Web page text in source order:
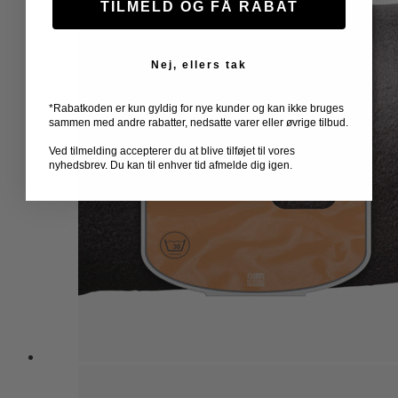
TILMELD OG FÅ RABAT
Nej, ellers tak
*Rabatkoden er kun gyldig for nye kunder og kan ikke bruges
sammen med andre rabatter, nedsatte varer eller øvrige tilbud.
Ved tilmelding accepterer du at blive tilføjet til vores
nyhedsbrev. Du kan til enhver tid afmelde dig igen.